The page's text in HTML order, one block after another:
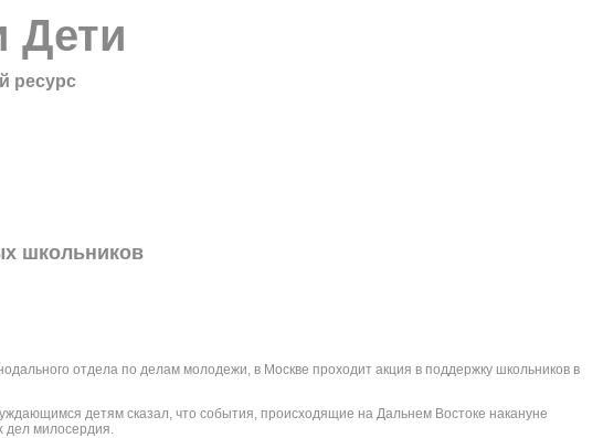
Дети
ресурс
школьников
отдела по делам молодежи, в Москве проходит акция в поддержку школьников в
детям сказал, что события, происходящие на Дальнем Востоке накануне
дел милосердия.